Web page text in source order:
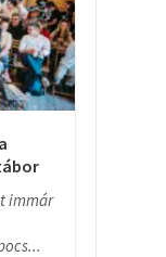
immár